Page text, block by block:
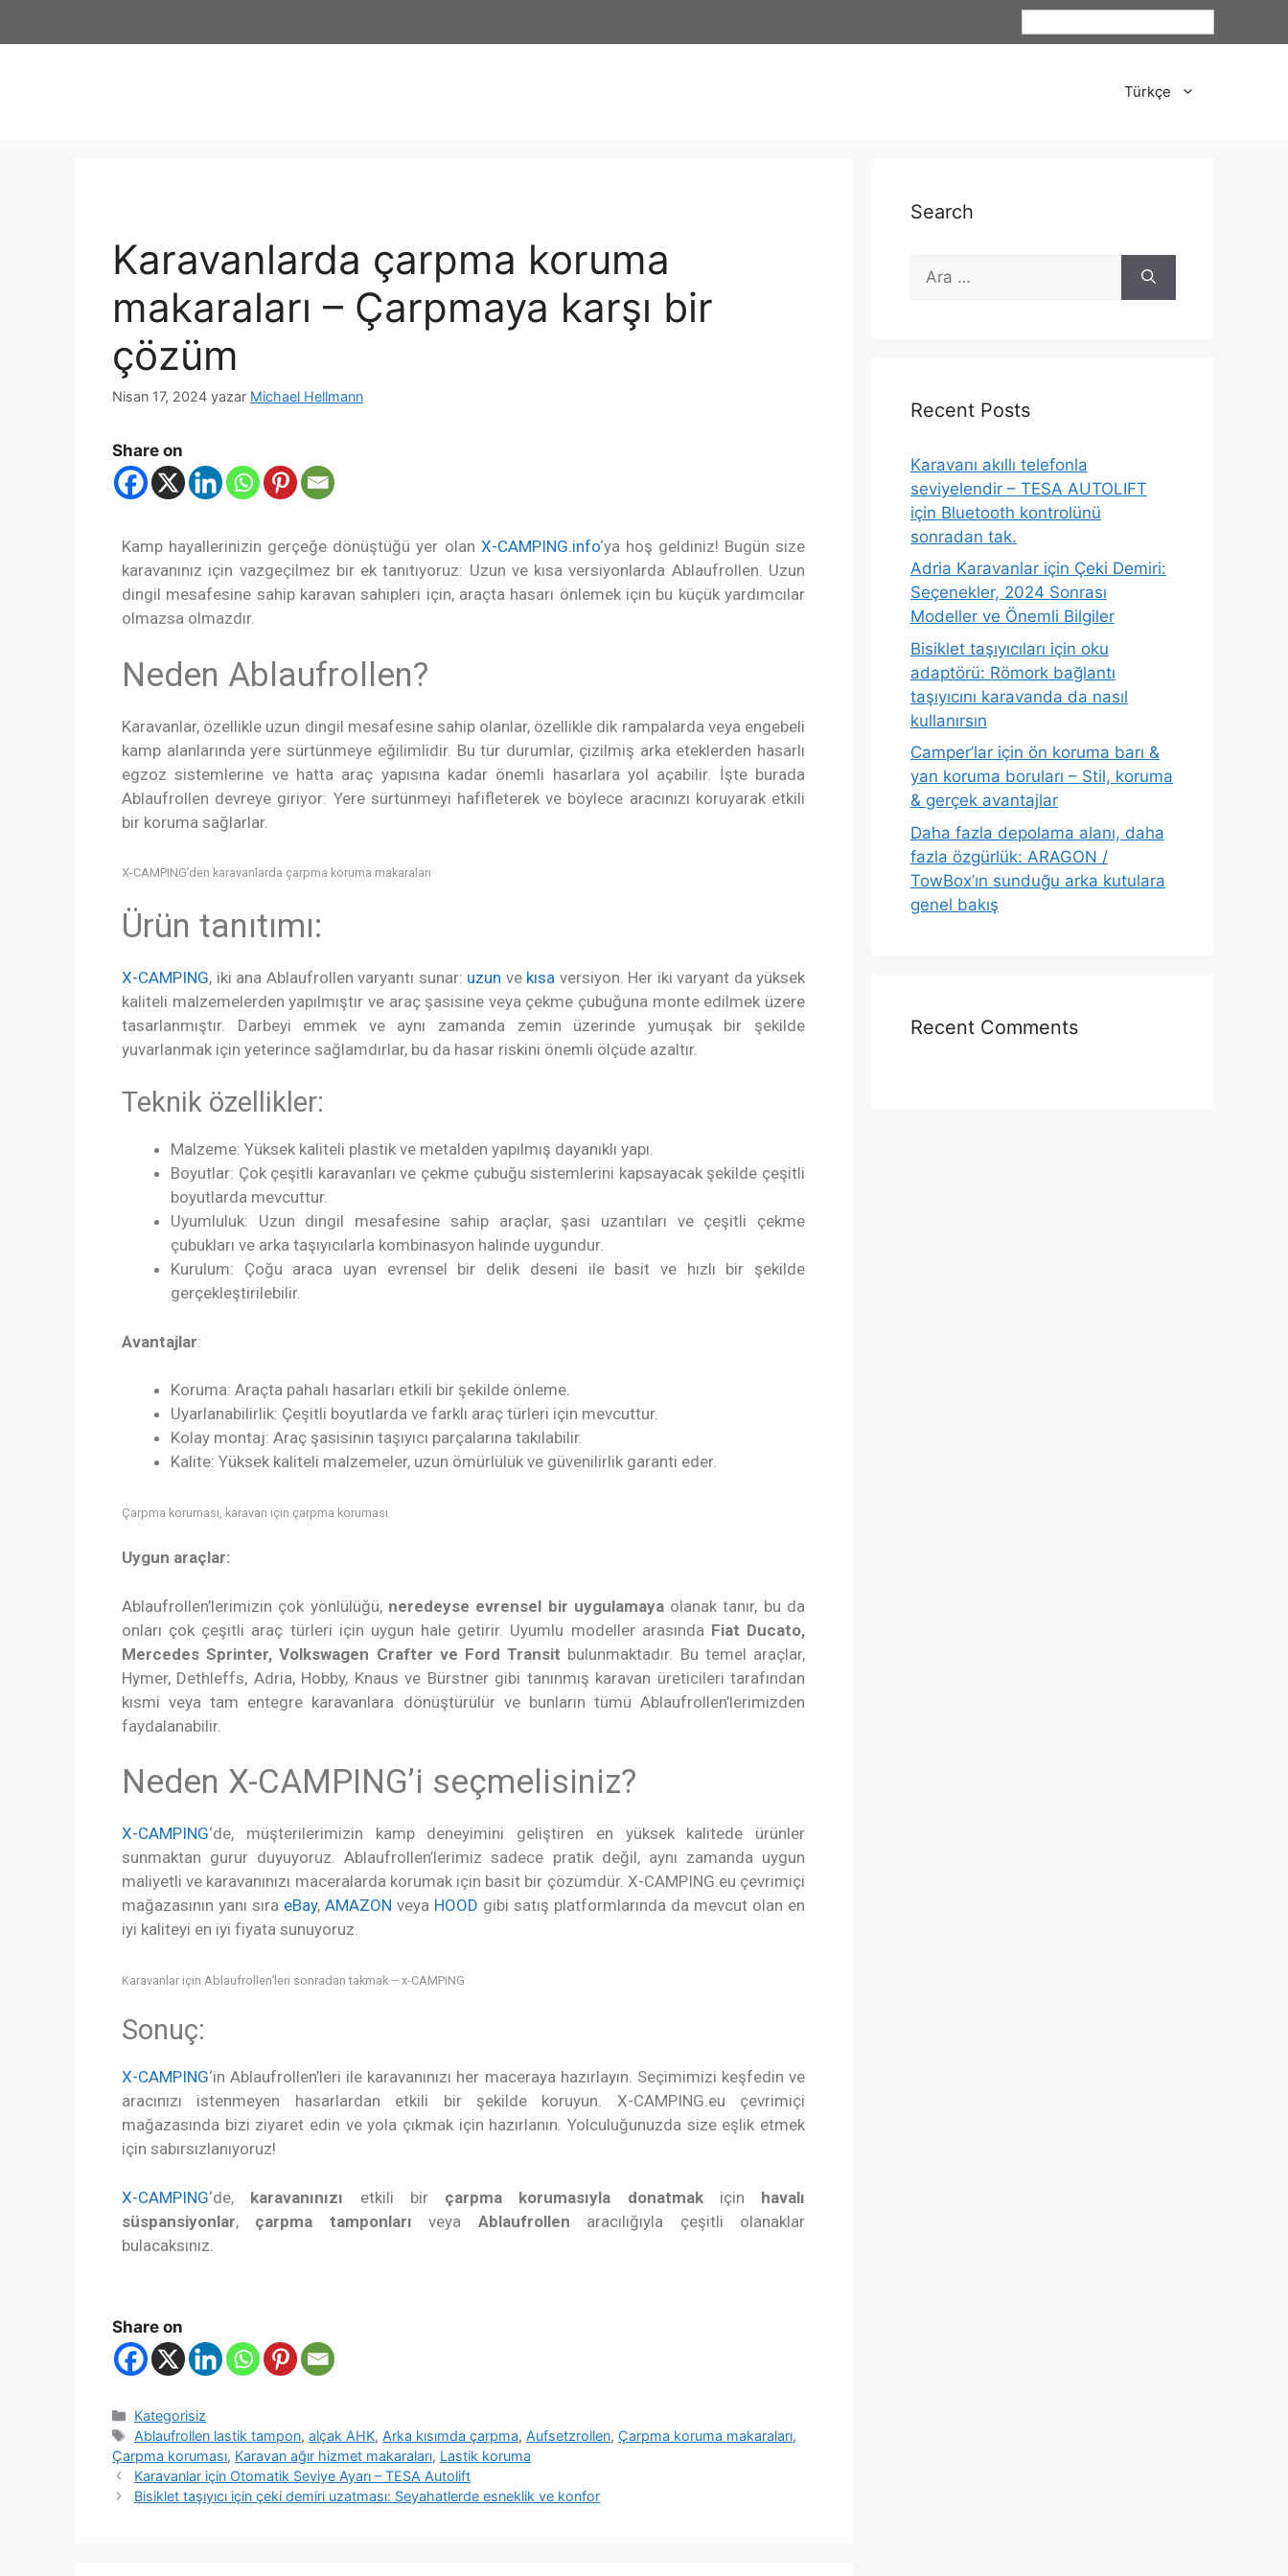
Türkçe
Karavanlarda çarpma koruma
makaraları – Çarpmaya karşı bir
çözüm
Nisan 17, 2024 yazar Michael Hellmann
Share on
Kamp hayallerinizin gerçeğe dönüştüğü yer olan X-CAMPING.info‘ya hoş geldiniz! Bugün size
karavanınız için vazgeçilmez bir ek tanıtıyoruz: Uzun ve kısa versiyonlarda Ablaufrollen. Uzun
dingil mesafesine sahip karavan sahipleri için, araçta hasarı önlemek için bu küçük yardımcılar
olmazsa olmazdır.
Neden Ablaufrollen?
Karavanlar, özellikle uzun dingil mesafesine sahip olanlar, özellikle dik rampalarda veya engebeli
kamp alanlarında yere sürtünmeye eğilimlidir. Bu tür durumlar, çizilmiş arka eteklerden hasarlı
egzoz sistemlerine ve hatta araç yapısına kadar önemli hasarlara yol açabilir. İşte burada
Ablaufrollen devreye giriyor: Yere sürtünmeyi hafifleterek ve böylece aracınızı koruyarak etkili
bir koruma sağlarlar.
X-CAMPING’den karavanlarda çarpma koruma makaraları
Ürün tanıtımı:
X-CAMPING, iki ana Ablaufrollen varyantı sunar: uzun ve kısa versiyon. Her iki varyant da yüksek
kaliteli malzemelerden yapılmıştır ve araç şasisine veya çekme çubuğuna monte edilmek üzere
tasarlanmıştır. Darbeyi emmek ve aynı zamanda zemin üzerinde yumuşak bir şekilde
yuvarlanmak için yeterince sağlamdırlar, bu da hasar riskini önemli ölçüde azaltır.
Teknik özellikler:
Malzeme: Yüksek kaliteli plastik ve metalden yapılmış dayanıklı yapı.
Boyutlar: Çok çeşitli karavanları ve çekme çubuğu sistemlerini kapsayacak şekilde çeşitli
boyutlarda mevcuttur.
Uyumluluk: Uzun dingil mesafesine sahip araçlar, şasi uzantıları ve çeşitli çekme
çubukları ve arka taşıyıcılarla kombinasyon halinde uygundur.
Kurulum: Çoğu araca uyan evrensel bir delik deseni ile basit ve hızlı bir şekilde
gerçekleştirilebilir.
Avantajlar:
Koruma: Araçta pahalı hasarları etkili bir şekilde önleme.
Uyarlanabilirlik: Çeşitli boyutlarda ve farklı araç türleri için mevcuttur.
Kolay montaj: Araç şasisinin taşıyıcı parçalarına takılabilir.
Kalite: Yüksek kaliteli malzemeler, uzun ömürlülük ve güvenilirlik garanti eder.
Çarpma koruması, karavan için çarpma koruması
Uygun araçlar:
Ablaufrollen’lerimizin çok yönlülüğü, neredeyse evrensel bir uygulamayaolanak tanır, bu da
onları çok çeşitli araç türleri için uygun hale getirir. Uyumlu modeller arasında Fiat Ducato,
Mercedes Sprinter, Volkswagen Crafter ve Ford Transit bulunmaktadır. Bu temel araçlar,
Hymer, Dethleffs, Adria, Hobby, Knaus ve Bürstner gibi tanınmış karavan üreticileri tarafından
kısmi veya tam entegre karavanlara dönüştürülür ve bunların tümü Ablaufrollen’lerimizden
faydalanabilir.
Neden X-CAMPING’i seçmelisiniz?
X-CAMPING‘de, müşterilerimizin kamp deneyimini geliştiren en yüksek kalitede ürünler
sunmaktan gurur duyuyoruz. Ablaufrollen’lerimiz sadece pratik değil, aynı zamanda uygun
maliyetli ve karavanınızı maceralarda korumak için basit bir çözümdür. X-CAMPING.eu çevrimiçi
mağazasının yanı sıra eBay, AMAZON veya HOOD gibi satış platformlarında da mevcut olan en
iyi kaliteyi en iyi fiyata sunuyoruz.
Karavanlar için Ablaufrollen’leri sonradan takmak – x-CAMPING
Sonuç:
X-CAMPING‘in Ablaufrollen’leri ile karavanınızı her maceraya hazırlayın. Seçimimizi keşfedin ve
aracınızı istenmeyen hasarlardan etkili bir şekilde koruyun. X-CAMPING.eu çevrimiçi
mağazasında bizi ziyaret edin ve yola çıkmak için hazırlanın. Yolculuğunuzda size eşlik etmek
için sabırsızlanıyoruz!
X-CAMPING‘de, karavanınızı etkili bir çarpma korumasıyla donatmakiçin havalı
süspansiyonlar, çarpma tamponları veya Ablaufrollen aracılığıyla çeşitli olanaklar
bulacaksınız.
Share on
Kategorisiz
Ablaufrollen lastik tampon,alçak AHK, Arka kısımda çarpma, Aufsetzrollen, Çarpma koruma makaraları,
Çarpma koruması, Karavan ağır hizmet makaraları, Lastik koruma
Karavanlar için Otomatik Seviye Ayarı – TESA Autolift
Bisiklet taşıyıcı için çeki demiri uzatması: Seyahatlerde esneklik ve konfor
Search
Recent Posts
Karavanı akıllı telefonla
seviyelendir – TESA AUTOLIFT
için Bluetooth kontrolünü
sonradan tak.
Adria Karavanlar için Çeki Demiri:
Seçenekler, 2024 Sonrası
Modeller ve Önemli Bilgiler
Bisiklet taşıyıcıları için oku
adaptörü: Römork bağlantı
taşıyıcını karavanda da nasıl
kullanırsın
Camper’lar için ön koruma barı &
yan koruma boruları – Stil, koruma
& gerçek avantajlar
Daha fazla depolama alanı, daha
fazla özgürlük: ARAGON /
TowBox’ın sunduğu arka kutulara
genel bakış
Recent Comments